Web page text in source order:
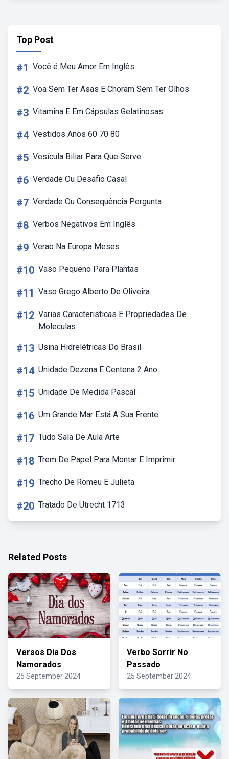
Top Post
#1 Você é Meu Amor Em Inglês
#2 Voa Sem Ter Asas E Choram Sem Ter Olhos
#3 Vitamina E Em Cápsulas Gelatinosas
#4 Vestidos Anos 60 70 80
#5 Vesícula Biliar Para Que Serve
#6 Verdade Ou Desafio Casal
#7 Verdade Ou Consequência Pergunta
#8 Verbos Negativos Em Inglês
#9 Verao Na Europa Meses
#10 Vaso Pequeno Para Plantas
#11 Vaso Grego Alberto De Oliveira
#12 Varias Caracteristicas E Propriedades De
Moleculas
#13 Usina Hidrelétricas Do Brasil
#14 Unidade Dezena E Centena 2 Ano
#15 Unidade De Medida Pascal
#16 Um Grande Mar Está A Sua Frente
#17 Tudo Sala De Aula Arte
#18 Trem De Papel Para Montar E Imprimir
#19 Trecho De Romeu E Julieta
#20 Tratado De Utrecht 1713
Related Posts
Versos Dia Dos
Namorados
25 September 2024
Verbo Sorrir No
Passado
25 September 2024